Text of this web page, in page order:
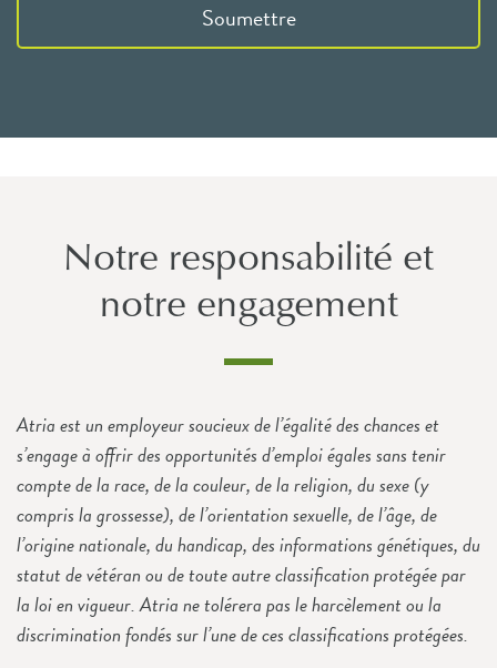
Soumettre
Notre responsabilité et
notre engagement
Atria est un employeur soucieux de l’égalité des chances et
s’engage à offrir des opportunités d’emploi égales sans tenir
compte de la race, de la couleur, de la religion, du sexe (y
compris la grossesse), de l’orientation sexuelle, de l’âge, de
l’origine nationale, du handicap, des informations génétiques, du
statut de vétéran ou de toute autre classification protégée par
la loi en vigueur. Atria ne tolérera pas le harcèlement ou la
discrimination fondés sur l’une de ces classifications protégées.